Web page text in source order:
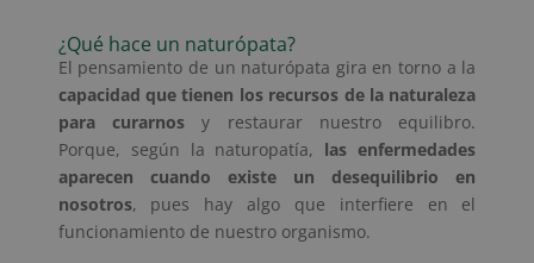
¿Qué hace un naturópata?
El pensamiento de un naturópata gira en torno a la
capacidad que tienen los recursos de la naturaleza
para curarnosy restaurar nuestro equilibro.
Porque, según la naturopatía, las enfermedades
aparecen cuando existe un desequilibrio en
nosotros, pues hay algo que interfiere en el
funcionamiento de nuestro organismo.